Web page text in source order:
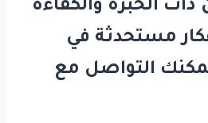
الخبرة والكفاءة
مستحدثة في
التواصل مع